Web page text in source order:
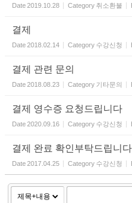
Date2019.10.28 Category 취소환불
결제
Date2018.02.14 Category 수강신청
결제 관련 문의
Date2018.08.23 Category 기타문의
결제 영수증 요청드립니다
Date2020.09.16 Category 수강신청
결제 완료 확인부탁드립니
Date2017.04.25 Category 수강신청